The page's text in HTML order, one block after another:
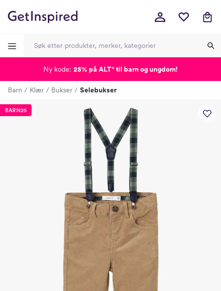
Barn Klær Bukser Selebukser
BARN25
Ny kode: 25% på ALT*til barn og ungdom!
-
-
-
-